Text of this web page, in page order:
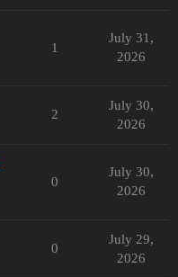
1
July 31,
2026
2
July 30,
2026
0
July 30,
2026
0
July 29,
2026